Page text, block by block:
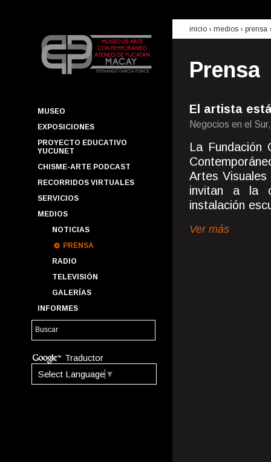
MUSEO
EXPOSICIONES
PROYECTO EDUCATIVO
YUCUNET
CHISME-ARTE PODCAST
RECORRIDOS VIRTUALES
SERVICIOS
MEDIOS
NOTICIAS
PRENSA
RADIO
TELEVISIÓN
GALERÍAS
INFORMES
Traductor
Select Language ▼
inicio › medios › prensa
Prensa
El artista
Negocios en el
La
Artes
invitan a la
instalación
Ver más